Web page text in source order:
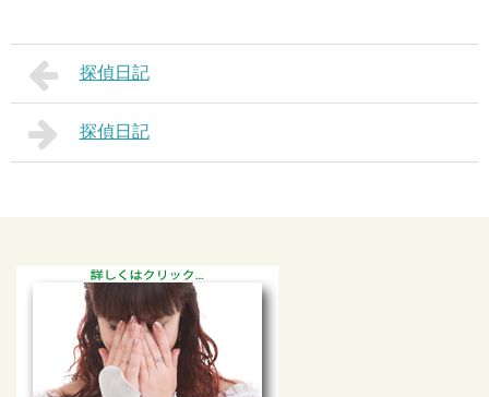
探偵日記
探偵日記